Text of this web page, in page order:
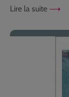
Lire la suite